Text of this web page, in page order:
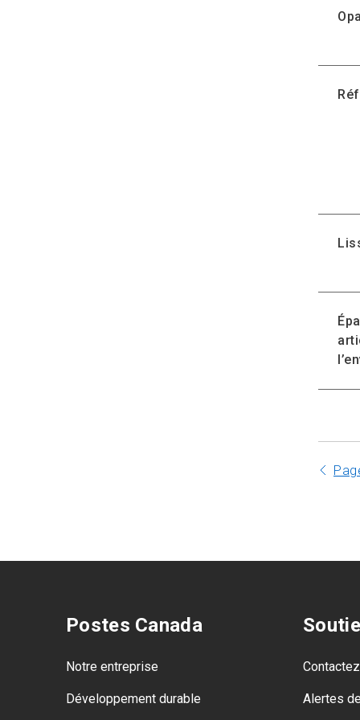
Postes Canada
Notre entreprise
Développement durable Alertes